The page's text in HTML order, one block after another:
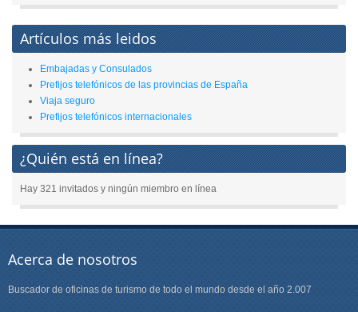
Artículos más leidos
Embajadas y Consulados
Prefijos telefónicos de las provincias de España
Viaja seguro
Prefijos telefónicos internacionales
¿Quién está en línea?
Hay 321 invitados y ningún miembro en línea
Acerca de nosotros
Buscador de oficinas de turismo de todo el mundo desde el año 2.007